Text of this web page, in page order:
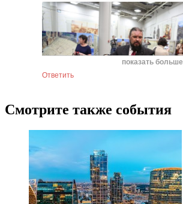
показать больше
Ответить
Смотрите также события